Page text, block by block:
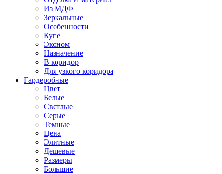
Из МДФ
Зеркальные
Особенности
Купе
Эконом
Назначение
В коридор
Для узкого коридора
Гардеробные
Цвет
Белые
Светлые
Серые
Темные
Цена
Элитные
Дешевые
Размеры
Большие